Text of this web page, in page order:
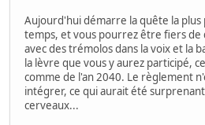
Aujourd'hui démarre la quête la plus
temps, et vous pourrez être fiers de
avec des trémolos dans la voix et la
la lèvre que vous y aurez participé,
comme de l'an 2040. Le règlement
intégrer, ce qui aurait été
cerveaux...